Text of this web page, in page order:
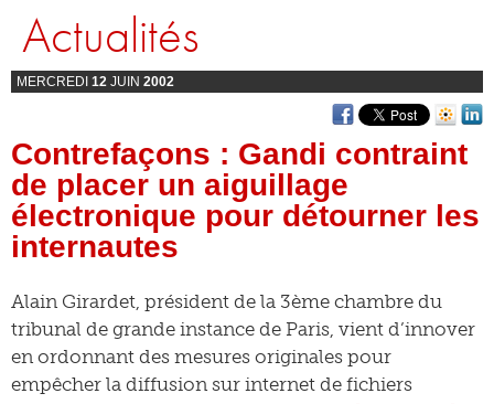
Actualités
MERCREDI 12 JUIN 2002
Contrefaçons : Gandi contraint
de placer un aiguillage
électronique pour détourner les
internautes
Alain Girardet, président de la 3ème chambre du
tribunal de grande instance de Paris, vient d’innover
en ordonnant des mesures originales pour
empêcher la diffusion sur internet de fichiers